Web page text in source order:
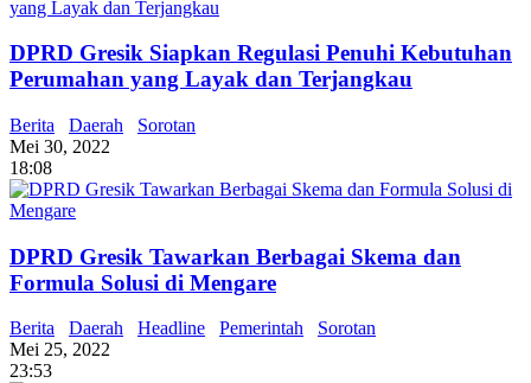
DPRD Gresik Siapkan Regulasi Penuhi Kebutuhan
Perumahan yang Layak dan Terjangkau
Berita Daerah
Sorotan
Mei 30, 2022
18:08
DPRD Gresik Tawarkan Berbagai Skema dan
Formula Solusi di Mengare
Berita Daerah Headline Pemerintah
Sorotan
Mei 25, 2022
23:53